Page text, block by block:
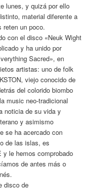
lunes, y quizá por ello
material diferente a
reten un poco.
con el disco «Neuk Wight
y ha unido por
Sacred», en
artistas: uno de folk
viejo conocido de
del colorido biombo
music neo-tradicional
noticia de su vida y
y asimismo
se ha acercado con
de las islas, es
y le hemos comprobado
de antes más o
disco de